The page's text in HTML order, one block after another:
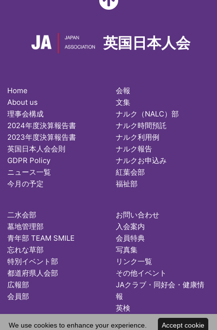
英国日本人会
Home
About us
理事会構成
2024年度決算報告書
2023年度決算報告書
英国日本人会会則
GDPR Policy
ニュース一覧
今月の予定
会報
文集
ナルク（NALC）部
ナルク時間預託
ナルク利用例
ナルク報告
ナルクお申込み
紅葉会部
福祉部
二水会部
墓地管理部
青年部 TEAM SMILE
忘れな草部
特別イベント部
都道府県人会部
広報部
会員部
お問い合わせ
入会案内
会員特典
写真集
リンク一覧
その他イベント
JAクラブ・同好会・健康情
報
英検
Accept cookie
We use cookies to enhance your experience.